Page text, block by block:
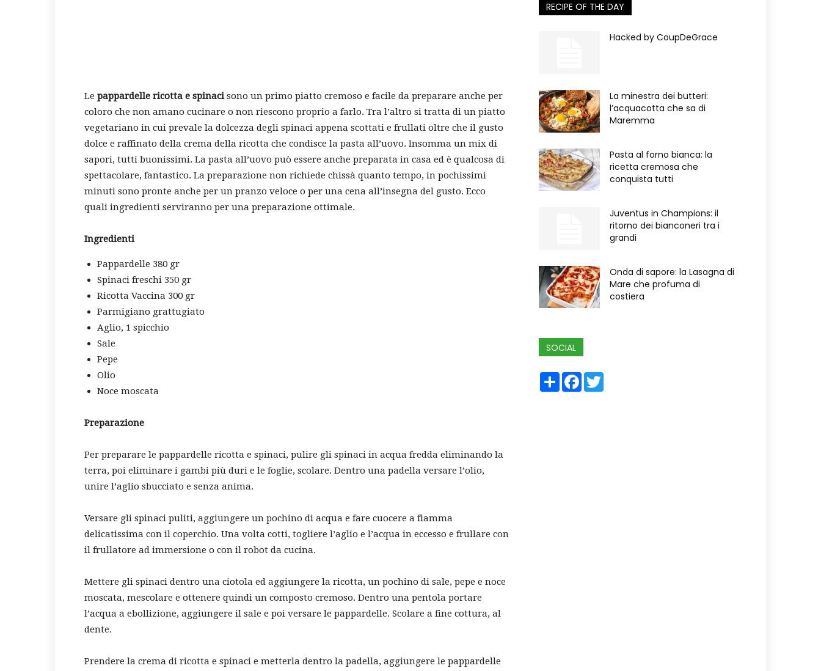
Le pappardelle ricotta e spinacisono un primo piatto cremoso e facile da preparare anche per
coloro che non amano cucinare o non riescono proprio a farlo. Tra l’altro si tratta di un piatto
vegetariano in cui prevale la dolcezza degli spinaci appena scottati e frullati oltre che il gusto
dolce e raffinato della crema della ricotta che condisce la pasta all’uovo. Insomma un mix di
sapori, tutti buonissimi. La pasta all’uovo può essere anche preparata in casa ed è qualcosa di
spettacolare, fantastico. La preparazione non richiede chissà quanto tempo, in pochissimi
minuti sono pronte anche per un pranzo veloce o per una cena all’insegna del gusto. Ecco
quali ingredienti serviranno per una preparazione ottimale.
Ingredienti
Pappardelle 380 gr
Spinaci freschi 350 gr
Ricotta Vaccina 300 gr
Parmigiano grattugiato
Aglio, 1 spicchio
Sale
Pepe
Olio
Noce moscata
Preparazione
Per preparare le pappardelle ricotta e spinaci, pulire gli spinaci in acqua fredda eliminando la
terra, poi eliminare i gambi più duri e le foglie, scolare. Dentro una padella versare l’olio,
unire l’aglio sbucciato e senza anima.
Versare gli spinaci puliti, aggiungere un pochino di acqua e fare cuocere a fiamma
delicatissima con il coperchio. Una volta cotti, togliere l’aglio e l’acqua in eccesso e frullare con
il frullatore ad immersione o con il robot da cucina.
Mettere gli spinaci dentro una ciotola ed aggiungere la ricotta, un pochino di sale, pepe e noce
moscata, mescolare e ottenere quindi un composto cremoso. Dentro una pentola portare
l’acqua a ebollizione, aggiungere il sale e poi versare le pappardelle. Scolare a fine cottura, al
dente.
Prendere la crema di ricotta e spinaci e metterla dentro la padella, aggiungere le pappardelle
RECIPE OF THE DAY
Hacked by CoupDeGrace
La minestra dei butteri:
l’acquacotta che sa di
Maremma
Pasta al forno bianca: la
ricetta cremosa che
conquista tutti
Juventus in Champions: il
ritorno dei bianconeri tra i
grandi
Onda di sapore: la Lasagna di
Mare che profuma di
costiera
SOCIAL
ShareFacebook